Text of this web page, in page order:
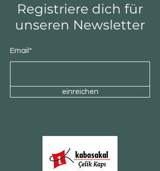
Registriere dich für
unseren Newsletter
Email*
einreichen